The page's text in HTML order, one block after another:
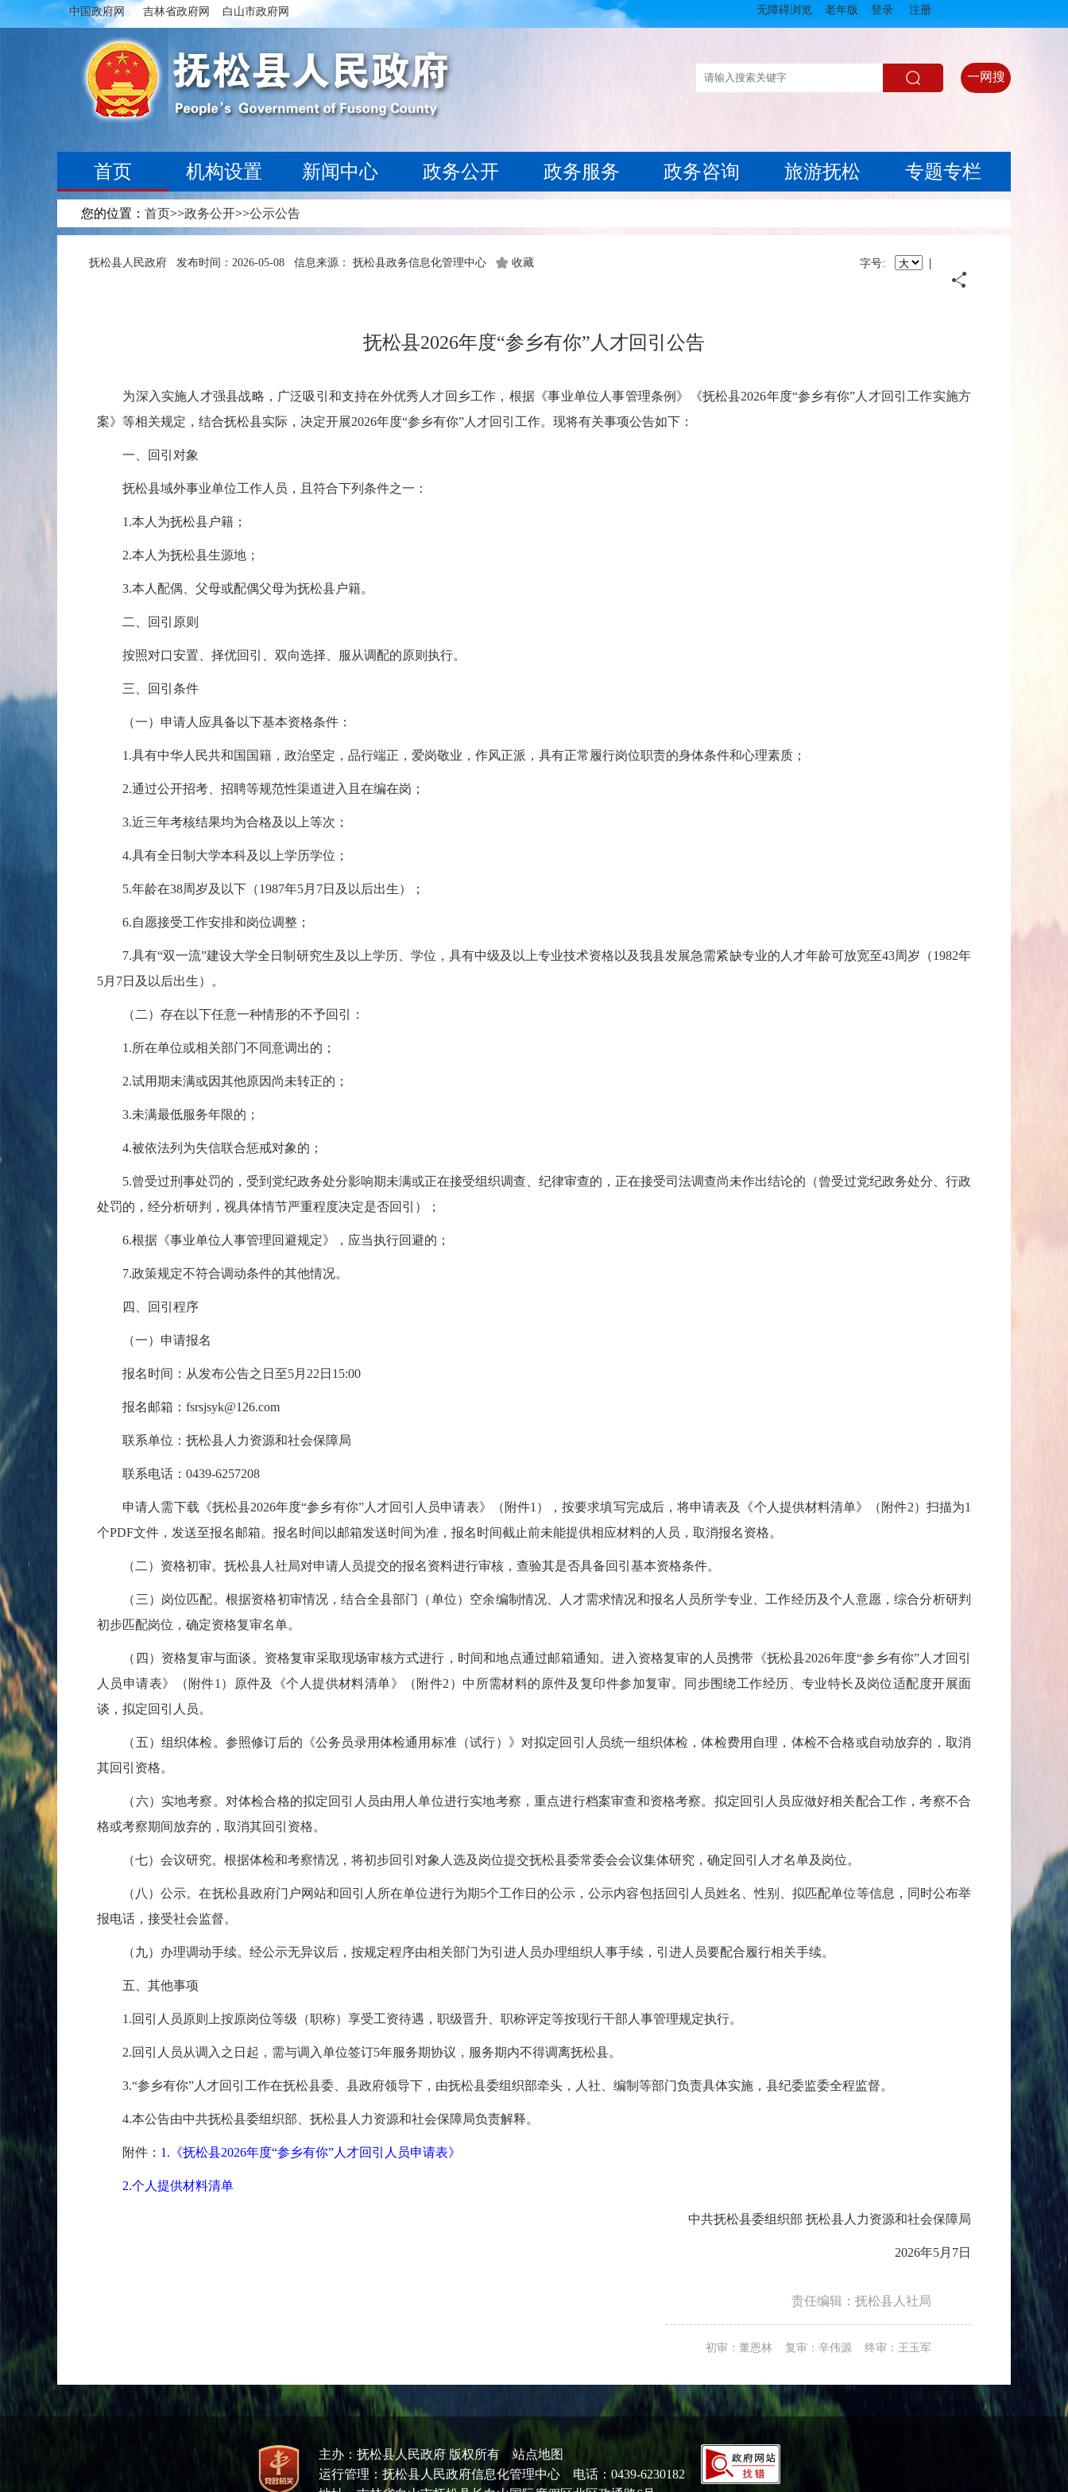
中国政府网 吉林省政府网 白山市政府网 无障碍浏览 老年版 登录 注册
一网搜
首页 机构设置 新闻中心 政务公开 政务服务 政务咨询 旅游抚松 专题专栏
您的位置： 首页>>政务公开>>公示公告
抚松县人民政府 发布时间：2026-05-08 信息来源： 抚松县政务信息化管理中心 收藏 字号: |
抚松县2026年度“参乡有你”人才回引公告
为深入实施人才强县战略，广泛吸引和支持在外优秀人才回乡工作，根据《事业单位人事管理条例》《抚松县2026年度“参乡有你”人才回引工作实施方
案》等相关规定，结合抚松县实际，决定开展2026年度“参乡有你”人才回引工作。现将有关事项公告如下：
一、回引对象
抚松县域外事业单位工作人员，且符合下列条件之一：
1.本人为抚松县户籍；
2.本人为抚松县生源地；
3.本人配偶、父母或配偶父母为抚松县户籍。
二、回引原则
按照对口安置、择优回引、双向选择、服从调配的原则执行。
三、回引条件
（一）申请人应具备以下基本资格条件：
1.具有中华人民共和国国籍，政治坚定，品行端正，爱岗敬业，作风正派，具有正常履行岗位职责的身体条件和心理素质；
2.通过公开招考、招聘等规范性渠道进入且在编在岗；
3.近三年考核结果均为合格及以上等次；
4.具有全日制大学本科及以上学历学位；
5.年龄在38周岁及以下（1987年5月7日及以后出生）；
6.自愿接受工作安排和岗位调整；
7.具有“双一流”建设大学全日制研究生及以上学历、学位，具有中级及以上专业技术资格以及我县发展急需紧缺专业的人才年龄可放宽至43周岁（1982年
5月7日及以后出生）。
（二）存在以下任意一种情形的不予回引：
1.所在单位或相关部门不同意调出的；
2.试用期未满或因其他原因尚未转正的；
3.未满最低服务年限的；
4.被依法列为失信联合惩戒对象的；
5.曾受过刑事处罚的，受到党纪政务处分影响期未满或正在接受组织调查、纪律审查的，正在接受司法调查尚未作出结论的（曾受过党纪政务处分、行政
处罚的，经分析研判，视具体情节严重程度决定是否回引）；
6.根据《事业单位人事管理回避规定》，应当执行回避的；
7.政策规定不符合调动条件的其他情况。
四、回引程序
（一）申请报名
报名时间：从发布公告之日至5月22日15:00
报名邮箱：fsrsjsyk@126.com
联系单位：抚松县人力资源和社会保障局
联系电话：0439-6257208
申请人需下载《抚松县2026年度“参乡有你”人才回引人员申请表》（附件1），按要求填写完成后，将申请表及《个人提供材料清单》（附件2）扫描为1
个PDF文件，发送至报名邮箱。报名时间以邮箱发送时间为准，报名时间截止前未能提供相应材料的人员，取消报名资格。
（二）资格初审。抚松县人社局对申请人员提交的报名资料进行审核，查验其是否具备回引基本资格条件。
（三）岗位匹配。根据资格初审情况，结合全县部门（单位）空余编制情况、人才需求情况和报名人员所学专业、工作经历及个人意愿，综合分析研判
初步匹配岗位，确定资格复审名单。
（四）资格复审与面谈。资格复审采取现场审核方式进行，时间和地点通过邮箱通知。进入资格复审的人员携带《抚松县2026年度“参乡有你”人才回引
人员申请表》（附件1）原件及《个人提供材料清单》（附件2）中所需材料的原件及复印件参加复审。同步围绕工作经历、专业特长及岗位适配度开展面
谈，拟定回引人员。
（五）组织体检。参照修订后的《公务员录用体检通用标准（试行）》对拟定回引人员统一组织体检，体检费用自理，体检不合格或自动放弃的，取消
其回引资格。
（六）实地考察。对体检合格的拟定回引人员由用人单位进行实地考察，重点进行档案审查和资格考察。拟定回引人员应做好相关配合工作，考察不合
格或考察期间放弃的，取消其回引资格。
（七）会议研究。根据体检和考察情况，将初步回引对象人选及岗位提交抚松县委常委会会议集体研究，确定回引人才名单及岗位。
（八）公示。在抚松县政府门户网站和回引人所在单位进行为期5个工作日的公示，公示内容包括回引人员姓名、性别、拟匹配单位等信息，同时公布举
报电话，接受社会监督。
（九）办理调动手续。经公示无异议后，按规定程序由相关部门为引进人员办理组织人事手续，引进人员要配合履行相关手续。
五、其他事项
1.回引人员原则上按原岗位等级（职称）享受工资待遇，职级晋升、职称评定等按现行干部人事管理规定执行。
2.回引人员从调入之日起，需与调入单位签订5年服务期协议，服务期内不得调离抚松县。
3.“参乡有你”人才回引工作在抚松县委、县政府领导下，由抚松县委组织部牵头，人社、编制等部门负责具体实施，县纪委监委全程监督。
4.本公告由中共抚松县委组织部、抚松县人力资源和社会保障局负责解释。
附件： 1.《抚松县2026年度“参乡有你”人才回引人员申请表》
2.个人提供材料清单
中共抚松县委组织部 抚松县人力资源和社会保障局
2026年5月7日
责任编辑：抚松县人社局
初审：董恩林 复审：辛伟源 终审：王玉军
主办：抚松县人民政府 版权所有站点地图
运行管理：抚松县人民政府信息化管理中心 电话：0439-6230182